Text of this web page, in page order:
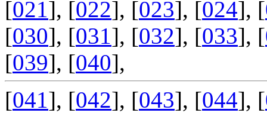
[021], [022], [023], [024], [
[030], [031], [032], [033], [
[039], [040],
[041], [042], [043], [044], [